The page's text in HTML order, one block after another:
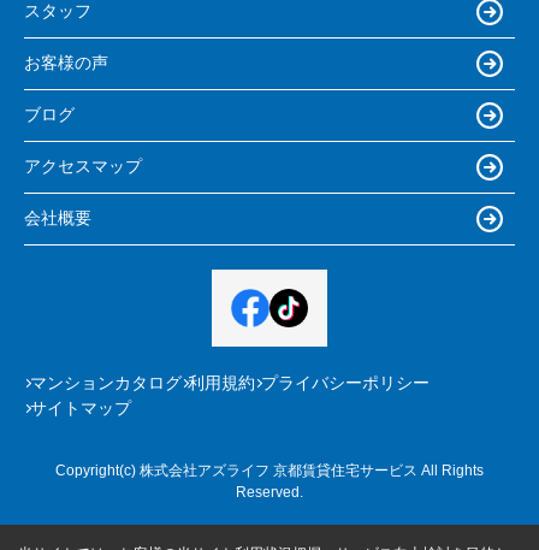
スタッフ
お客様の声
ブログ
アクセスマップ
会社概要
マンションカタログ 利用規約 プライバシーポリシー
サイトマップ
Copyright(c) 株式会社アズライフ 京都賃貸住宅サービス All Rights
Reserved.